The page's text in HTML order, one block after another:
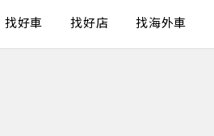
找好車 找好店 找海外車